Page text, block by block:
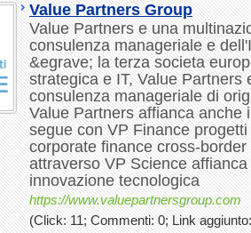
Value Partners Group
Value Partners e una
consulenza manageriale e
&egrave; la terza societa
strategica e IT, Value Partners
consulenza manageriale di
Value Partners affianca anche
segue con VP Finance
corporate finance cross-
attraverso VP Science
innovazione tecnologica
https://www.valuepartnersgroup.com
(Click: 11; Commenti: 0; Link